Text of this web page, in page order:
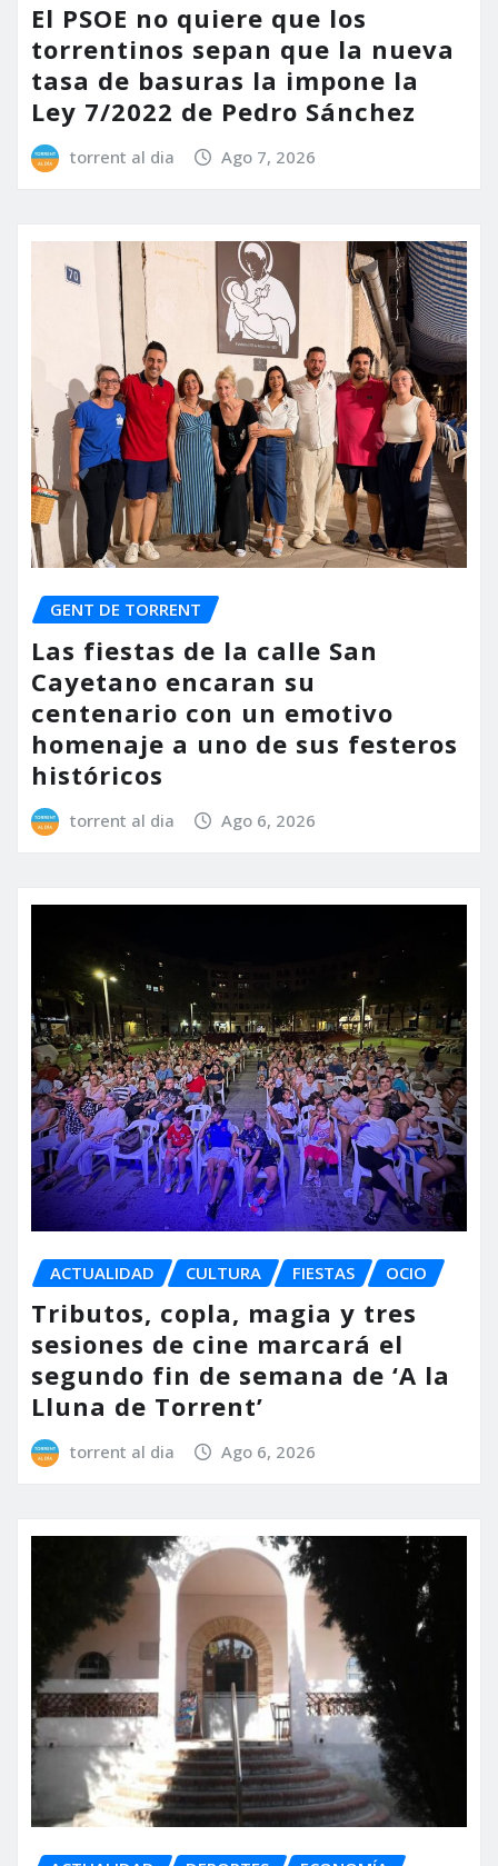
El PSOE no quiere que los
torrentinos sepan que la nueva
tasa de basuras la impone la
Ley 7/2022 de Pedro Sánchez
torrent al dia Ago 7, 2026
GENT DE TORRENT
Las fiestas de la calle San
Cayetano encaran su
centenario con un emotivo
homenaje a uno de sus festeros
históricos
torrent al dia Ago 6, 2026
ACTUALIDAD CULTURA FIESTAS OCIO
Tributos, copla, magia y tres
sesiones de cine marcará el
segundo fin de semana de ‘A la
Lluna de Torrent’
torrent al dia Ago 6, 2026